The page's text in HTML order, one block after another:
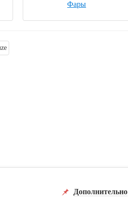
Фары
Дополнительно